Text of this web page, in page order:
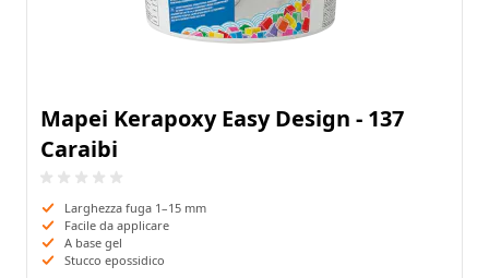
Mapei Kerapoxy Easy Design - 137
Caraibi
Larghezza fuga 1–15 mm
Facile da applicare
A base gel
Stucco epossidico